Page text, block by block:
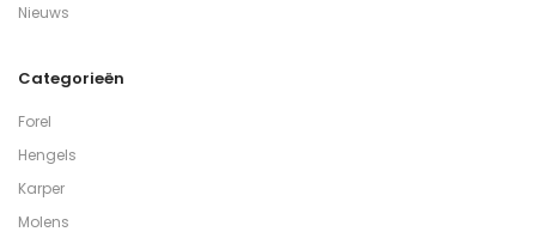
Nieuws
Categorieën
Forel
Hengels
Karper
Molens